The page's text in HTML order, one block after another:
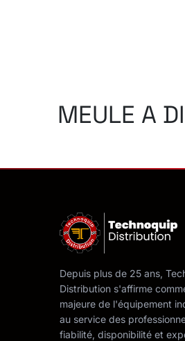
MEULE A
Depuis plus de 25 ans,
Distribution s'affirme
majeure de l'équipement
au service des
fiabilité, disponibilité et